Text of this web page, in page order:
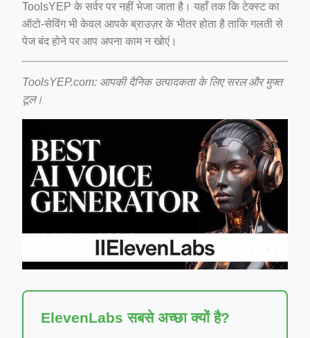
ToolsYEP के सर्वर पर नहीं भेजा जाता है। यहाँ तक कि टेक्स्ट का
ऑटो-सेविंग भी केवल आपके ब्राउज़र के भीतर होता है ताकि गलती से
पेज बंद होने पर आप अपना काम न खोएं।
ToolsYEP.com: आपकी दैनिक उत्पादकता के लिए सरल और मुफ्त
टूल।
ElevenLabs सबसे अच्छा क्यों है?